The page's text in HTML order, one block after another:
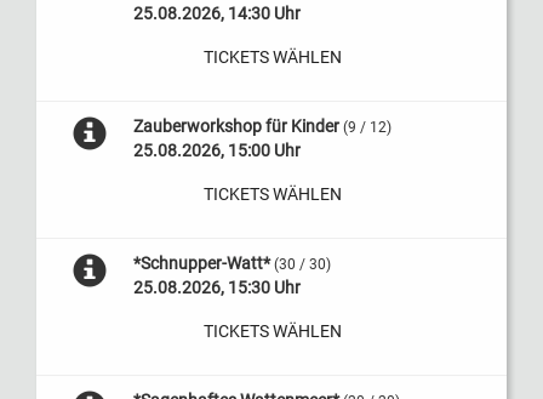
25.08.2026, 14:30 Uhr
TICKETS WÄHLEN
Zauberworkshop für Kinder (9 / 12)
25.08.2026, 15:00 Uhr
TICKETS WÄHLEN
*Schnupper-Watt* (30 / 30)
25.08.2026, 15:30 Uhr
TICKETS WÄHLEN